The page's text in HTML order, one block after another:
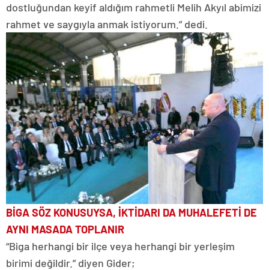
dostluğundan keyif aldığım rahmetli Melih Akyıl abimizi
rahmet ve saygıyla anmak istiyorum.” dedi.
BİGA SÖZ KONUSUYSA, İKTİDARI DA MUHALEFETİ DE
AYNI MASADA TOPLANIR
“Biga herhangi bir ilçe veya herhangi bir yerleşim
birimi değildir.” diyen Gider;